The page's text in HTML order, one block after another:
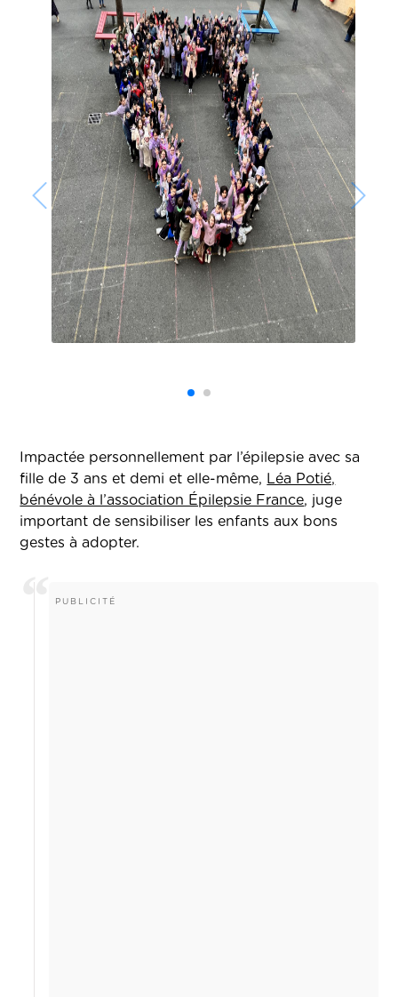
Impactée personnellement par l’épilepsie avec sa
fille de 3 ans et demi et elle-même, Léa Potié,
bénévole à l’association Épilepsie France, juge
important de sensibiliser les enfants aux bons
gestes à adopter.